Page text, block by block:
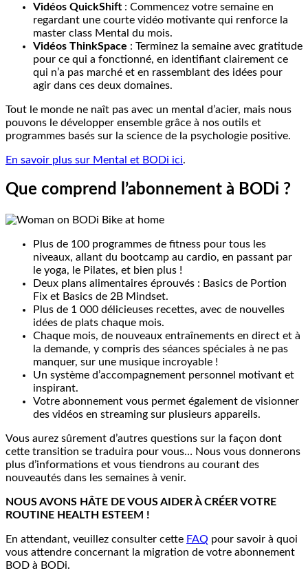
Vidéos QuickShift : Commencez votre semaine en
regardant une courte vidéo motivante qui renforce la
master class Mental du mois.
Vidéos ThinkSpace : Terminez la semaine avec gratitude
pour ce qui a fonctionné, en identifiant clairement ce
qui n’a pas marché et en rassemblant des idées pour
agir dans ces deux domaines.
Tout le monde ne naît pas avec un mental d’acier, mais nous
pouvons le développer ensemble grâce à nos outils et
programmes basés sur la science de la psychologie positive.
En savoir plus sur Mental et BODi ici.
Que comprend l’abonnement à BODi ?
Plus de 100 programmes de fitness pour tous les
niveaux, allant du bootcamp au cardio, en passant par
le yoga, le Pilates, et bien plus !
Deux plans alimentaires éprouvés : Basics de Portion
Fix et Basics de 2B Mindset.
Plus de 1 000 délicieuses recettes, avec de nouvelles
idées de plats chaque mois.
Chaque mois, de nouveaux entraînements en direct et à
la demande, y compris des séances spéciales à ne pas
manquer, sur une musique incroyable !
Un système d’accompagnement personnel motivant et
inspirant.
Votre abonnement vous permet également de visionner
des vidéos en streaming sur plusieurs appareils.
Vous aurez sûrement d’autres questions sur la façon dont
cette transition se traduira pour vous… Nous vous donnerons
plus d’informations et vous tiendrons au courant des
nouveautés dans les semaines à venir.
NOUS AVONS HÂTE DE VOUS AIDER À CRÉER VOTRE
ROUTINE HEALTH ESTEEM !
En attendant, veuillez consulter cette FAQ pour savoir à quoi
vous attendre concernant la migration de votre abonnement
BOD à BODi.